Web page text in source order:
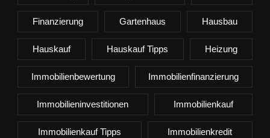
Finanzierung Gartenhaus Hausbau
Hauskauf Hauskauf Tipps Heizung
Immobilienbewertung Immobilienfinanzierung
Immobilieninvestitionen Immobilienkauf
Immobilienkauf Tipps Immobilienkredit